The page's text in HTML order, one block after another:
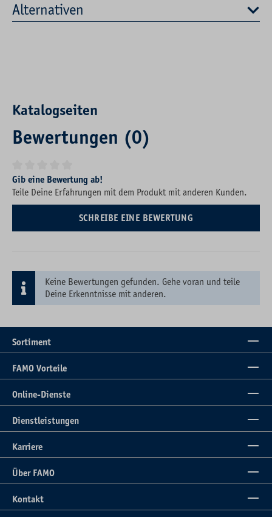
Alternativen
Katalogseiten
Bewertungen (0)
Durchschnittliche Bewertung von 0 von 5 Sternen
Gib eine Bewertung ab!
Teile Deine Erfahrungen mit dem Produkt mit anderen Kunden.
SCHREIBE EINE BEWERTUNG
Keine Bewertungen gefunden. Gehe voran und teile
Deine Erkenntnisse mit anderen.
Sortiment
FAMO Vorteile
Online-Dienste
Dienstleistungen
Karriere
Über FAMO
Kontakt